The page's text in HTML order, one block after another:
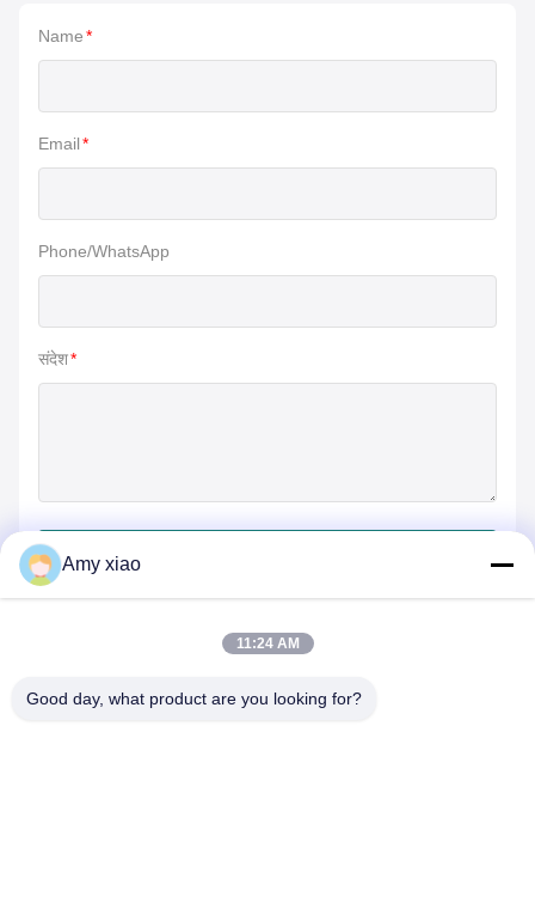
Name*
Email*
Phone/WhatsApp
संदेश*
Amy xiao
11:24 AM
Good day, what product are you looking for?